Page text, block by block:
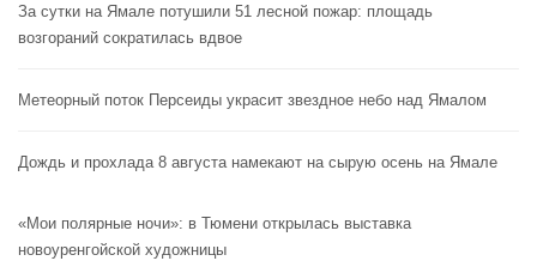
За сутки на Ямале потушили 51 лесной пожар: площадь
возгораний сократилась вдвое
Метеорный поток Персеиды украсит звездное небо над Ямалом
Дождь и прохлада 8 августа намекают на сырую осень на Ямале
«Мои полярные ночи»: в Тюмени открылась выставка
новоуренгойской художницы